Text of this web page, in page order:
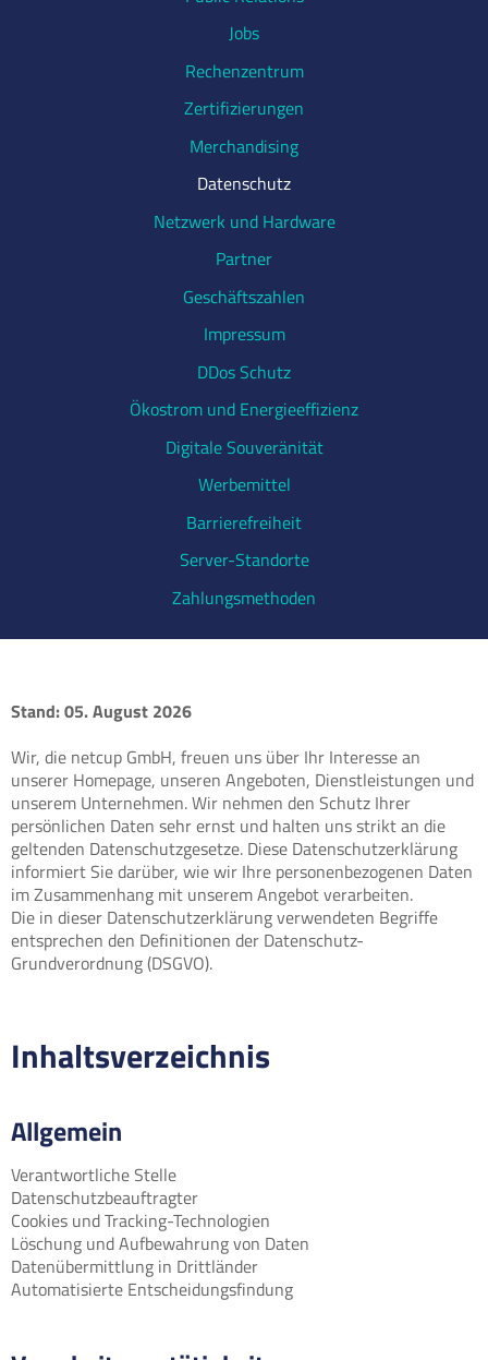
Jobs
Rechenzentrum
Zertifizierungen
Merchandising
Datenschutz
Netzwerk und Hardware
Partner
Geschäftszahlen
Impressum
DDos Schutz
Ökostrom und Energieeffizienz
Digitale Souveränität
Werbemittel
Barrierefreiheit
Server-Standorte
Zahlungsmethoden
Stand: 05. August 2026
Wir, die netcup GmbH, freuen uns über Ihr Interesse an
unserer Homepage, unseren Angeboten, Dienstleistungen und
unserem Unternehmen. Wir nehmen den Schutz Ihrer
persönlichen Daten sehr ernst und halten uns strikt an die
geltenden Datenschutzgesetze. Diese Datenschutzerklärung
informiert Sie darüber, wie wir Ihre personenbezogenen Daten
im Zusammenhang mit unserem Angebot verarbeiten.
Die in dieser Datenschutzerklärung verwendeten Begriffe
entsprechen den Definitionen der Datenschutz-
Grundverordnung (DSGVO).
Inhaltsverzeichnis
Allgemein
Verantwortliche Stelle
Datenschutzbeauftragter
Cookies und Tracking-Technologien
Löschung und Aufbewahrung von Daten
Datenübermittlung in Drittländer
Automatisierte Entscheidungsfindung